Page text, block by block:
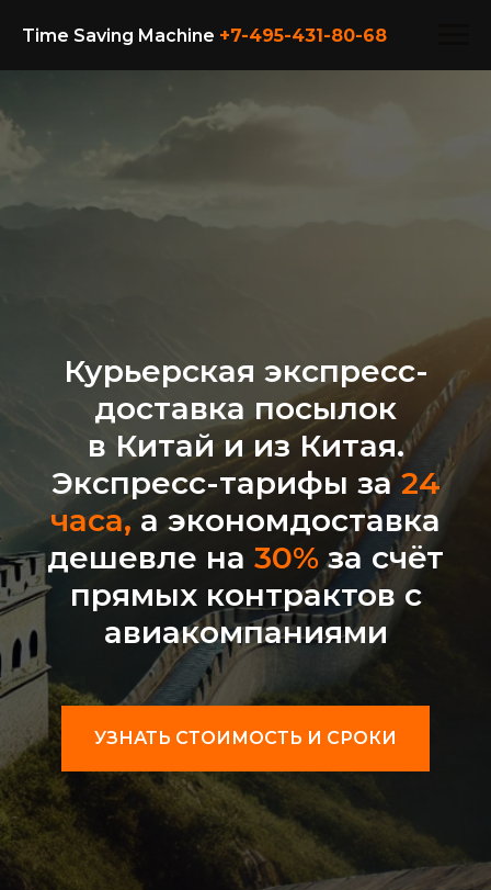
Time Saving Machine +7-495-431-80-68
Курьерская экспресс-
доставка посылок
в Китай и из Китая.
Экспресс-тарифы за24
часа,а экономдоставка
дешевле на 30%за счёт
прямых контрактов с
авиакомпаниями
УЗНАТЬ СТОИМОСТЬ И СРОКИ